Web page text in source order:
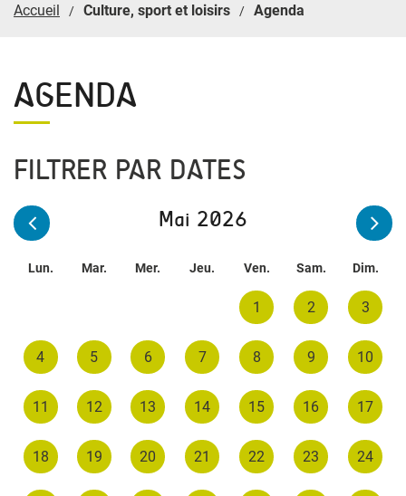
Accueil Culture, sport et loisirs Agenda
AGENDA
FILTRER PAR DATES
Mai 2026
Lun. Mar. Mer. Jeu. Ven. Sam. Dim.
1 2 3
4 5 6 7 8 9 10
11 12 13 14 15 16 17
18 19 20 21 22 23 24